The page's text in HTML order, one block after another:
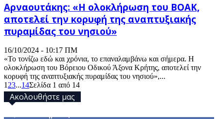
Αρναουτάκης: «Η ολοκλήρωση του ΒΟΑΚ,
αποτελεί την κορυφή της αναπτυξιακής
πυραμίδας του νησιού»
16/10/2024 - 10:17 ΠΜ
«Το τονίζω εδώ και χρόνια, το επαναλαμβάνω και σήμερα. Η
ολοκλήρωση του Βόρειου Οδικού Άξονα Κρήτης, αποτελεί την
κορυφή της αναπτυξιακής πυραμίδας του νησιού»,...
1 23...14Σελίδα 1 από 14
Ακολουθήστε μας